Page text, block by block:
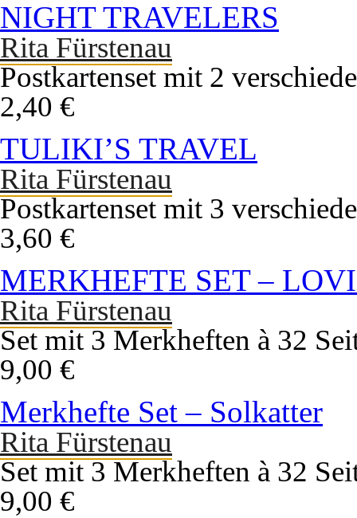
NIGHT TRAVELERS
Rita Fürstenau
Postkartenset mit 2
2,40 €
TULIKI’S TRAVEL
Rita Fürstenau
Postkartenset mit 3
3,60 €
MERKHEFTE SET –
Rita Fürstenau
Set mit 3 Merkheften à 32
9,00 €
Merkhefte Set – Solkatter
Rita Fürstenau
Set mit 3 Merkheften à 32
9,00 €